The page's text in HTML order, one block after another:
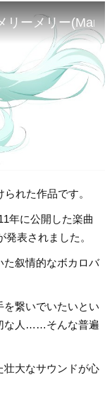
リーメリー(Mary
れた作品です。
年に公開した楽曲
表されました。
た叙情的なボカロバ
繋いでいたいとい
な人……そんな普遍
壮大なサウンドが心